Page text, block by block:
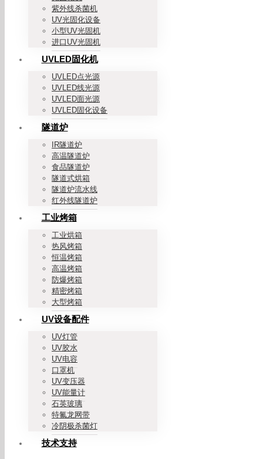
紫外线杀菌机
UV光固化设备
小型UV光固机
进口UV光固机
UVLED固化机
UVLED点光源
UVLED线光源
UVLED面光源
UVLED固化设备
隧道炉
IR隧道炉
高温隧道炉
食品隧道炉
隧道式烘箱
隧道炉流水线
红外线隧道炉
工业烤箱
工业烘箱
热风烤箱
恒温烤箱
高温烤箱
防爆烤箱
精密烤箱
大型烤箱
UV设备配件
UV灯管
UV胶水
UV电容
口罩机
UV变压器
UV能量计
石英玻璃
特氟龙网带
冷阴极杀菌灯
技术支持